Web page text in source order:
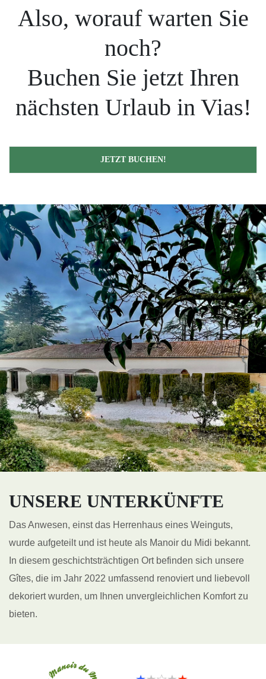
Also, worauf warten Sie
noch?
Buchen Sie jetzt Ihren
nächsten Urlaub in Vias!
JETZT BUCHEN!
UNSERE UNTERKÜNFTE
Das Anwesen, einst das Herrenhaus eines Weinguts,
wurde aufgeteilt und ist heute als Manoir du Midi bekannt.
In diesem geschichtsträchtigen Ort befinden sich unsere
Gîtes, die im Jahr 2022 umfassend renoviert und liebevoll
dekoriert wurden, um Ihnen unvergleichlichen Komfort zu
bieten.